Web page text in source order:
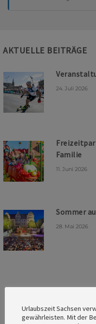
AKTUELLE BEITRÄGE
24. Juli 2026
Familie
11. Juni 2026
Sommer
28. Mai 2026
Urlaubszeit Sachsen
gewährleisten. Mit der